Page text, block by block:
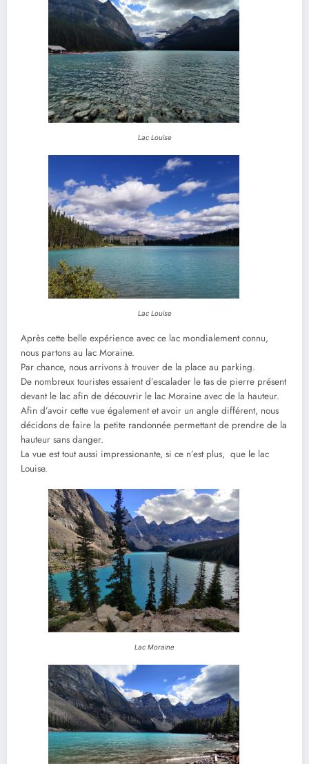
Lac Louise
Lac Louise
Après cette belle expérience avec ce lac mondialement connu,
nous partons au lac Moraine.
Par chance, nous arrivons à trouver de la place au parking.
De nombreux touristes essaient d’escalader le tas de pierre présent
devant le lac afin de découvrir le lac Moraine avec de la hauteur.
Afin d’avoir cette vue également et avoir un angle différent, nous
décidons de faire la petite randonnée permettant de prendre de la
hauteur sans danger.
La vue est tout aussi impressionante, si ce n’est plus, que le lac
Louise.
Lac Moraine